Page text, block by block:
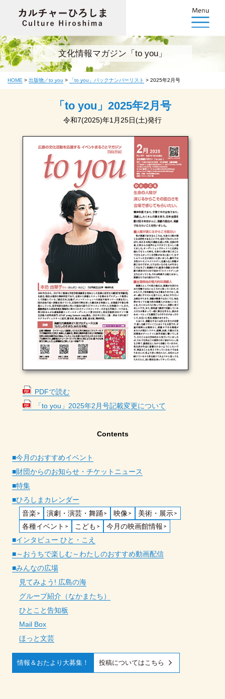
文化情報マガジン「to you」
HOME > 出版物／to you > 「to you」バックナンバーリスト > 2025年2月号
「to you」2025年2月号
令和7(2025)年1月25日(土)発行
PDFで読む
「to you」2025年2月号記載変更について
Contents
■今月のおすすめイベント
■財団からのお知らせ・チケットニュース
■特集
■ひろしまカレンダー
音楽
演劇・演芸・舞踊 映像
美術・展示
各種イベント
こども
今月の映画館情報
■インタビュー ひと・こえ
■～おうちで楽しむ～わたしのおすすめ動画配信
■みんなの広場
見てみよう! 広島の海
グループ紹介（なかまたち）
ひとこと告知板
Mail Box
ほっと文芸
投稿についてはこちら